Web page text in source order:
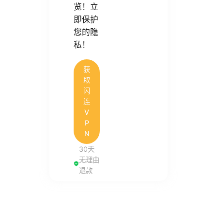
览！立
即保护
您的隐
私！
获
取
闪
连
V
P
N
30天
无理由
退款